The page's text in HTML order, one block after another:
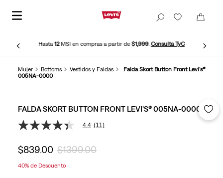
Hasta12MSI en compras a partir de$1,999.Consulta TyC
Mujer Bottoms Vestidos y Faldas
Falda Skort Button Front Levi's®
005NA-0000
FALDA SKORT BUTTON FRONT LEVI'S® 005NA-0000
4.4
5
estrellas,
medio
4.4 (11)
$839.00 $1399.00
40%de Descuento